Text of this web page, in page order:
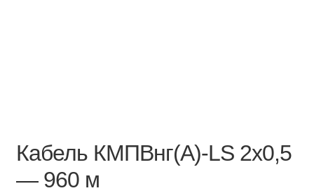
Кабель КМПВнг(А)-LS 2х0,5
— 960 м